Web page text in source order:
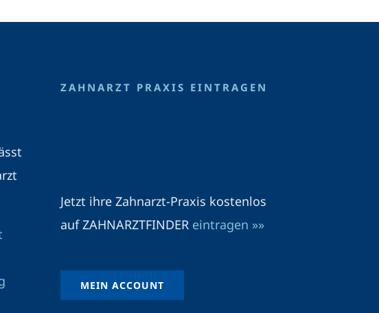
ZAHNARZT PRAXIS EINTRAGEN
Jetzt ihre Zahnarzt-Praxis kostenlos
auf ZAHNARZTFINDER eintragen »»
MEIN ACCOUNT